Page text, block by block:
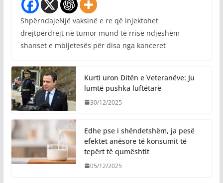
ShpërndajeNjë vaksinë e re që injektohet
drejtpërdrejt në tumor mund të rrisë ndjeshëm
shanset e mbijetesës për disa nga kanceret
Kurti uron Ditën e Veteranëve: Ju
lumtë pushka luftëtarë
30/12/2025
Edhe pse i shëndetshëm, ja pesë
efektet anësore të konsumit të
tepërt të qumështit
05/12/2025